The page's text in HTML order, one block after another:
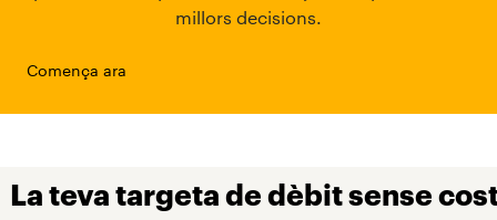
millors decisions.
Comença ara
La teva targeta de dèbit sense